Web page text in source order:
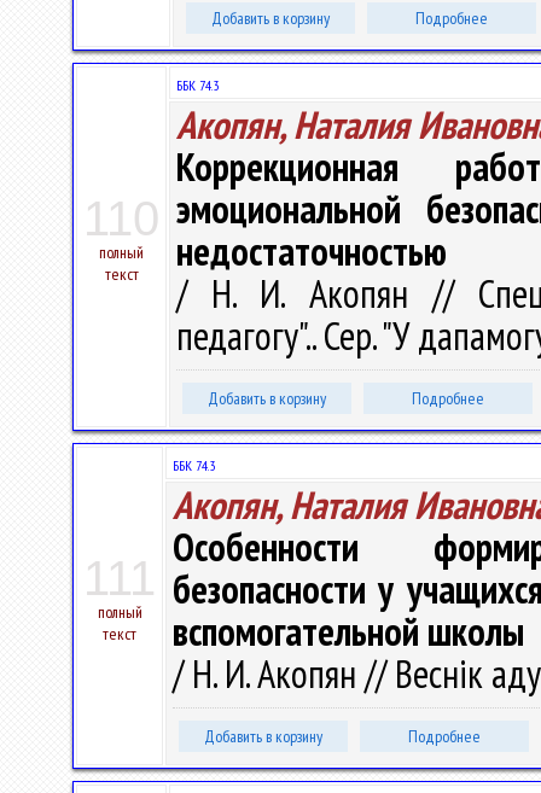
Добавить в корзину Подробнее
110
полный
текст
ББК 74.3
Акопян, Наталия
Коррекционная
эмоциональной
недостаточностью
/ Н. И. Акопян //
педагогу".. Сер. "У
Добавить в корзину Подробнее
111
полный
текст
ББК 74.3
Акопян, Наталия
Особенности
безопасности у
вспомогательной школы
/ Н. И. Акопян // Веснік
Добавить в корзину Подробнее